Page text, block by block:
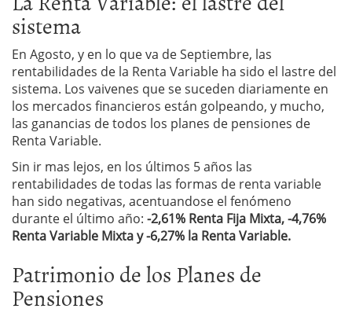
sistema
En Agosto, y en lo que va de Septiembre, las
rentabilidades de la Renta Variable ha sido el lastre del
sistema. Los vaivenes que se suceden diariamente en
los mercados financieros están golpeando, y mucho,
las ganancias de todos los planes de pensiones de
Renta Variable.
Sin ir mas lejos, en los últimos 5 años las
rentabilidades de todas las formas de renta variable
han sido negativas, acentuandose el fenómeno
durante el último año: -2,61% Renta Fija Mixta, -4,76%
Renta Variable Mixta y -6,27% la Renta Variable.
Patrimonio de los Planes de
Pensiones